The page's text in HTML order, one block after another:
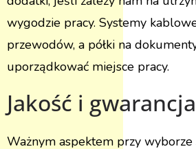
wygodzie pracy. Systemy
przewodów, a półki na
uporządkować miejsce pracy.
Jakość i gwarancja
Ważnym aspektem przy